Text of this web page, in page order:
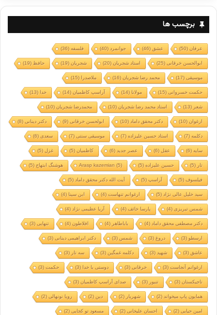
برچسب ها
عرفان(50) عشق (46) جوانمرد (40) فلسفه(36)
ابوالحسن خرقانی(25) استاد شجریان(20) شجریان(19) حافظ (19)
موسیقی(17) محمد رضا شجریان(16) ملاصدرا (15)
حکمت خسروانی(15) مولانا (14) آراسپ کاظمیان(14) خدا (13)
شعر (13) استاد محمد رضا شجریان(10) محمدرضا شجریان(10)
ارغوان(10) دکتر محقق داماد (10) ابولحسن خرقانی(9) دکتر دینانی(8)
دکلمه(7) استاد حسین علیزاده(7) موسیقی سنتی(7) سعدی(6)
سایه(6) عقل (6) عصر جدید (6) کاظمیان(5) غزل (5)
تار (5) حسین علیزاده(5)
Arasp kazemian (5) هوشنگ ابتهاج(5)
فیلسوف(5) آراسپ(5) آیت الله دکتر محقق داماد (5)
سید خلیل عالی نژاد (5) ارغوانم تنهاست(4) ابن سینا (4)
شمس تبریزی(4) پارسا خائف(4) آریا عظیمی نژاد (4)
دکتر مصطفی محقق داماد (4) باباطاهر (4) افلاطون(4) تنهایی(3)
ارسطو (3) دروغ (3) شمس (3) دکتر ابراهیمی دینانی(3)
عاشق (3) شهید (3) دکلمه غمگین (3) سه تار (3)
ارغوانم آنجاست(3) خرقانی(3) دوستی با خدا (3) حکمت(3)
تاجیکستان(3) تنبور (3) صدای آراسپ کاظمیان(3)
همایون پاپ میخواند (2) شهریار (2) دین (2) رویا نونهالی(2)
امین حیایی(2) احسان علیخانی(2) مسعود تو کجایی(2)